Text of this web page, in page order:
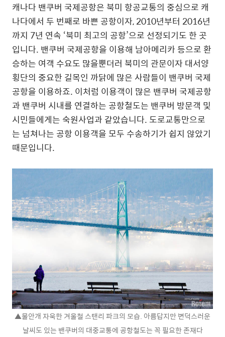
캐나다 밴쿠버 국제공항은 북미 항공교통의 중심으로 캐
나다에서 두 번째로 바쁜 공항이자, 2010년부터 2016년
까지 7년 연속 ‘북미 최고의 공항’으로 선정되기도 한 곳
입니다. 밴쿠버 국제공항을 이용해 남아메리카 등으로 환
승하는 여객 수요도 많을뿐더러 북미의 관문이자 대서양
횡단의 중요한 길목인 까닭에 많은 사람들이 밴쿠버 국제
공항을 이용하죠. 이처럼 이용객이 많은 밴쿠버 국제공항
과 밴쿠버 시내를 연결하는 공항철도는 밴쿠버 방문객 및
시민들에게는 숙원사업과 같았습니다. 도로교통만으로
는 넘쳐나는 공항 이용객을 모두 수송하기가 쉽지 않았기
때문입니다.
▲물안개 자욱한 겨울철 스탠리 파크의 모습. 아름답지만 변덕스러운
날씨도 있는 밴쿠버의 대중교통에 공항철도는 꼭 필요한 존재다